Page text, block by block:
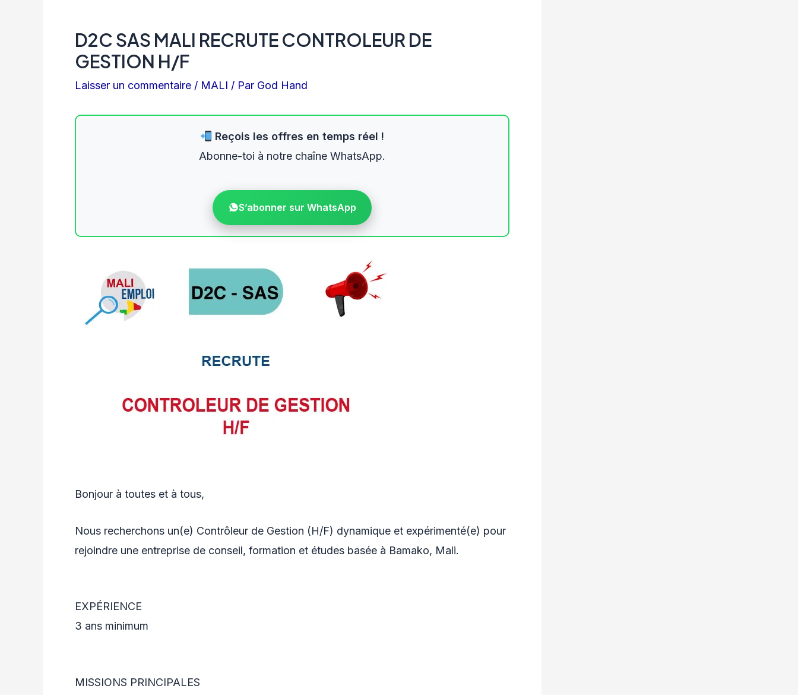
D2C SAS MALI RECRUTE CONTROLEUR DE
GESTION H/F
Laisser un commentaire / MALI / Par God Hand
Reçois les offres en temps réel !
Abonne-toi à notre chaîne WhatsApp.
S’abonner sur WhatsApp
Bonjour à toutes et à tous,
Nous recherchons un(e) Contrôleur de Gestion (H/F) dynamique et expérimenté(e) pour
rejoindre une entreprise de conseil, formation et études basée à Bamako, Mali.
EXPÉRIENCE
3 ans minimum
MISSIONS PRINCIPALES